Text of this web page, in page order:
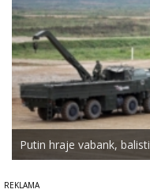
Putin hraje vabank,